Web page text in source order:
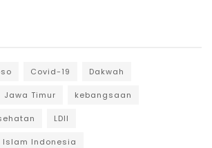
Covid-19 Dakwah
Jawa Timur kebangsaan
LDII
Islam Indonesia